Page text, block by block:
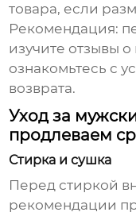
товара, если
Рекомендация:
изучите отзывы
ознакомьтесь с
возврата.
Уход за
продлеваем
Стирка и сушка
Перед стиркой
рекомендации